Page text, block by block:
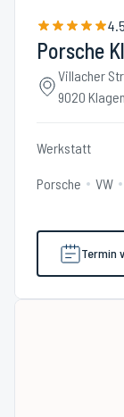
4.5
Porsche
Villacher
9020
Werkstatt
Porsche VW
Termin